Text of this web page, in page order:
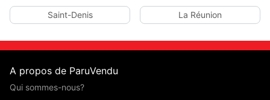
Saint-Denis La Réunion
A propos de ParuVendu
Qui sommes-nous?